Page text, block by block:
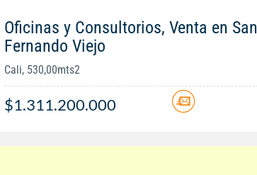
Oficinas y Consultorios, Venta en San
Fernando Viejo
Cali, 530,00mts2
$1.311.200.000